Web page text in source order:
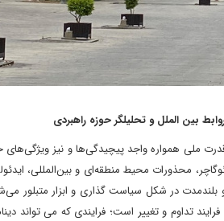
بین الملل و تحلیلگر حوزه راهبردی
ملی همواره واجد پیچیدگی‌ها و نیز
محذورات محیط منطقه‌‌ای و بین‌المللی،
در شکل سیاست گذاری و ابزار متبلور
تداوم و تغییر است؛ فرایندی که می تواند